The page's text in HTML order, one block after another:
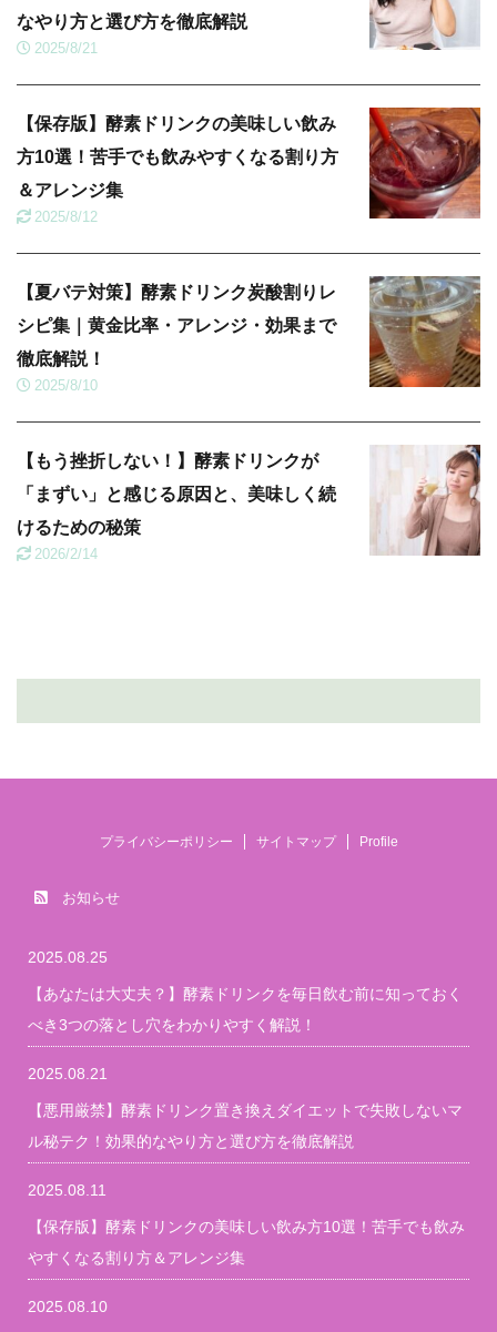
なやり方と選び方を徹底解説
2025/8/21
【保存版】酵素ドリンクの美味しい飲み
方10選！苦手でも飲みやすくなる割り方
＆アレンジ集
2025/8/12
【夏バテ対策】酵素ドリンク炭酸割りレ
シピ集｜黄金比率・アレンジ・効果まで
徹底解説！
2025/8/10
【もう挫折しない！】酵素ドリンクが
「まずい」と感じる原因と、美味しく続
けるための秘策
2026/2/14
プライバシーポリシー サイトマップ Profile
お知らせ
2025.08.25
【あなたは大丈夫？】酵素ドリンクを毎日飲む前に知っておく
べき3つの落とし穴をわかりやすく解説！
2025.08.21
【悪用厳禁】酵素ドリンク置き換えダイエットで失敗しないマ
ル秘テク！効果的なやり方と選び方を徹底解説
2025.08.11
【保存版】酵素ドリンクの美味しい飲み方10選！苦手でも飲み
やすくなる割り方＆アレンジ集
2025.08.10